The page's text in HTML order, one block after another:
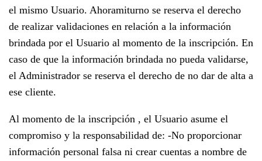
el mismo Usuario. Ahoramiturno se reserva el derecho
de realizar validaciones en relación a la información
brindada por el Usuario al momento de la inscripción. En
caso de que la información brindada no pueda validarse,
el Administrador se reserva el derecho de no dar de alta a
ese cliente.
Al momento de la inscripción , el Usuario asume el
compromiso y la responsabilidad de: -No proporcionar
información personal falsa ni crear cuentas a nombre de